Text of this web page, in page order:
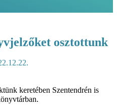
osztottunk
keretében Szentendrén is